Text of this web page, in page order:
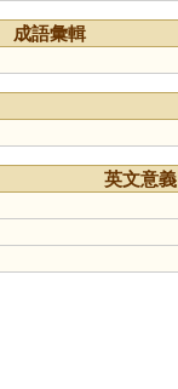
成語彙輯
英文意義